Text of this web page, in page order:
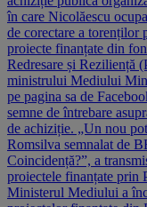
în care Nicolăescu
de corectare a torenților
proiecte finanțate din
Redresare și Reziliență
ministrului Mediului
pe pagina sa de
semne de întrebare
de achiziție. „Un nou
Romsilva semnalat de
Coincidență?”, a
proiectele finanțate prin
Ministerul Mediului a